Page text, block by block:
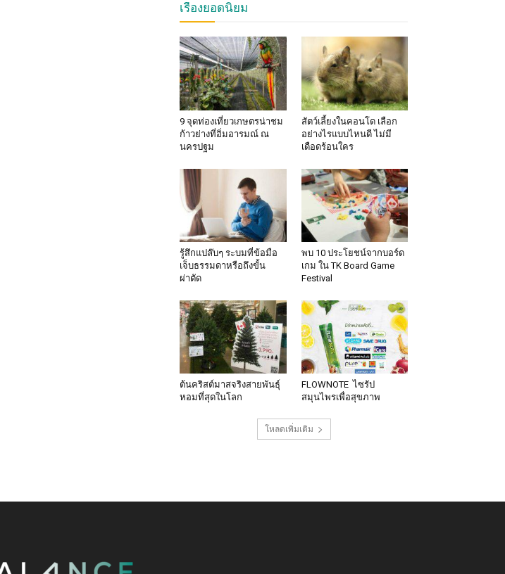
เรื่องยอดนิยม
9 จุดท่องเที่ยวเกษตรน่าชม
ก้าวย่างที่อิ่มอารมณ์ ณ
นครปฐม
สัตว์เลี้ยงในคอนโด เลือก
อย่างไรแบบไหนดี ไม่มี
เดือดร้อนใคร
รู้สึกแปล๊บๆ ระบมที่ข้อมือ
เจ็บธรรมดาหรือถึงขั้น
ผ่าตัด
พบ 10 ประโยชน์จากบอร์ด
เกม ใน TK Board Game
Festival
ต้นคริสต์มาสจริงสายพันธุ์
หอมที่สุดในโลก
FLOWNOTE ไซรัป
สมุนไพรเพื่อสุขภาพ
โหลดเพิ่มเติม